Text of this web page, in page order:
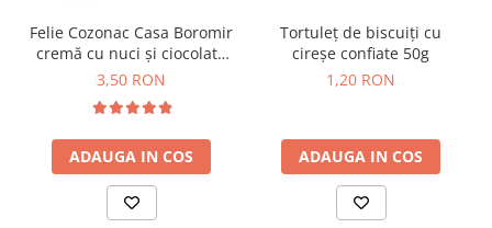
Felie Cozonac Casa Boromir
cremă cu nuci și ciocolată
80g
3,50 RON
ADAUGA IN COS
Tortuleț de biscuiți cu
cireșe confiate 50g
1,20 RON
ADAUGA IN COS